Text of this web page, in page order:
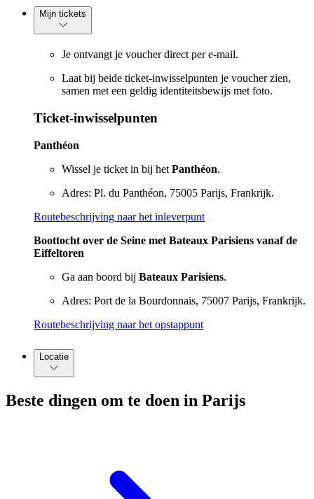
Mijn tickets
Je ontvangt je voucher direct per e-mail.
Laat bij beide ticket-inwisselpunten je voucher zien,
samen met een geldig identiteitsbewijs met foto.
Ticket-inwisselpunten
Panthéon
Wissel je ticket in bij het Panthéon.
Adres: Pl. du Panthéon, 75005 Parijs, Frankrijk.
Routebeschrijving naar het inleverpunt
Boottocht over de Seine met Bateaux Parisiens vanaf de
Eiffeltoren
Ga aan boord bij Bateaux Parisiens.
Adres: Port de la Bourdonnais, 75007 Parijs, Frankrijk.
Routebeschrijving naar het opstappunt
Locatie
Beste dingen om te doen in Parijs